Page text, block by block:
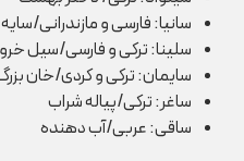
سانیا: فارسی و مازندرانی/
سلینا: ترکی و فارسی/سیل
سایمان: ترکی و کردی/خان
ساغر: ترکی/پیاله شراب
ساقی: عربی/آب دهنده